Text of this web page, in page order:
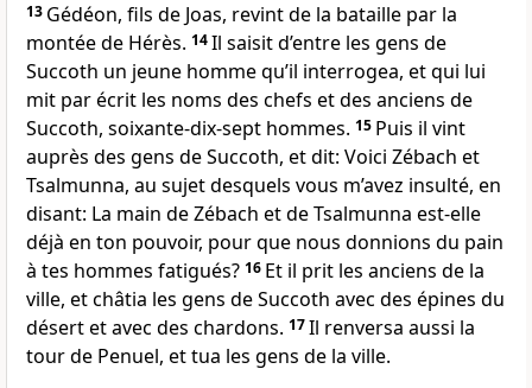
13 Gédéon, fils de Joas, revint de la bataille par la
montée de Hérès. 14Il saisit d’entre les gens de
Succoth un jeune homme qu’il interrogea, et qui lui
mit par écrit les noms des chefs et des anciens de
Succoth, soixante-dix-sept hommes. 15 Puis il vint
auprès des gens de Succoth, et dit: Voici Zébach et
Tsalmunna, au sujet desquels vous m’avez insulté, en
disant: La main de Zébach et de Tsalmunna est-elle
déjà en ton pouvoir, pour que nous donnions du pain
à tes hommes fatigués? 16 Et il prit les anciens de la
ville, et châtia les gens de Succoth avec des épines du
désert et avec des chardons. 17Il renversa aussi la
tour de Penuel, et tua les gens de la ville.